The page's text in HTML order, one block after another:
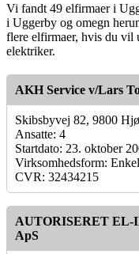
Vi fandt 49 elfirmaer i
i Uggerby og omegn
flere elfirmaer, hvis du vil
elektriker.
AKH Service v/Lars
Skibsbyvej 82, 9800
Ansatte: 4
Startdato: 23. oktober
Virksomhedsform:
CVR: 32434215
AUTORISERET
ApS